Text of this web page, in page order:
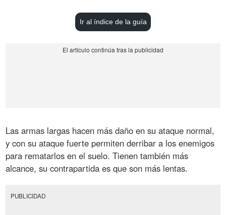
Ir al índice de la guía
Las armas largas hacen más daño en su ataque normal,
y con su ataque fuerte permiten derribar a los enemigos
para rematarlos en el suelo. Tienen también más
alcance, su contrapartida es que son más lentas.
PUBLICIDAD